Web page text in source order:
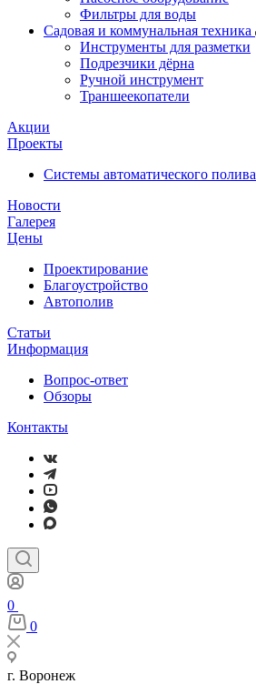
Фильтры для воды
Садовая и коммунальная техника
Инструменты для разметки
Подрезчики дёрна
Ручной инструмент
Траншеекопатели
Акции
Проекты
Системы автоматического полива
Новости
Галерея
Цены
Проектирование
Благоустройство
Автополив
Статьи
Информация
Вопрос-ответ
Обзоры
Контакты
0
0
г. Воронеж